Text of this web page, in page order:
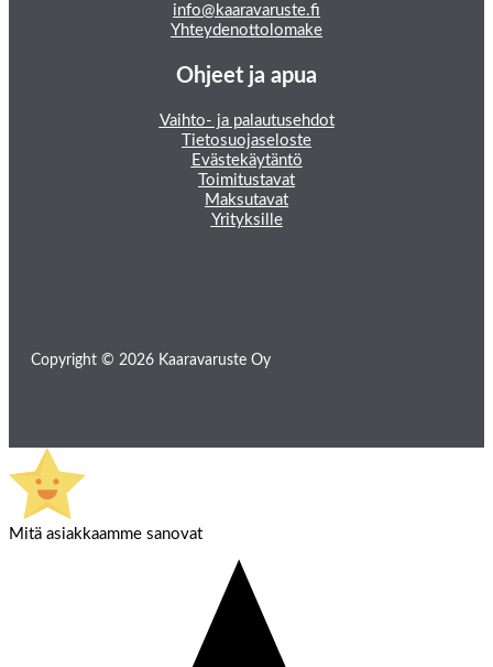
info@kaaravaruste.fi
Yhteydenottolomake
Ohjeet ja apua
Vaihto- ja palautusehdot
Tietosuojaseloste
Evästekäytäntö
Toimitustavat
Maksutavat
Yrityksille
Copyright © 2026 Kaaravaruste Oy
Mitä asiakkaamme sanovat